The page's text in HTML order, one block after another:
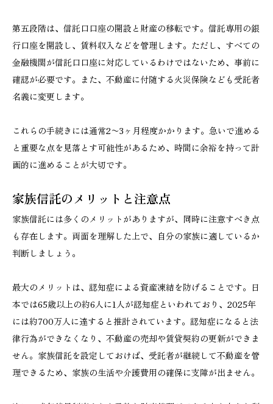
第五段階は、信託口口座の開設と財産の移転です。信託専用の銀
行口座を開設し、賃料収入などを管理します。ただし、すべての
金融機関が信託口口座に対応しているわけではないため、事前に
確認が必要です。また、不動産に付随する火災保険なども受託者
名義に変更します。
これらの手続きには通常2〜3ヶ月程度かかります。急いで進める
と重要な点を見落とす可能性があるため、時間に余裕を持って計
画的に進めることが大切です。
家族信託のメリットと注意点
家族信託には多くのメリットがありますが、同時に注意すべき点
も存在します。両面を理解した上で、自分の家族に適しているか
判断しましょう。
最大のメリットは、認知症による資産凍結を防げることです。日
本では65歳以上の約6人に1人が認知症といわれており、2025年
には約700万人に達すると推計されています。認知症になると法
律行為ができなくなり、不動産の売却や賃貸契約の更新ができま
せん。家族信託を設定しておけば、受託者が継続して不動産を管
理できるため、家族の生活や介護費用の確保に支障が出ません。